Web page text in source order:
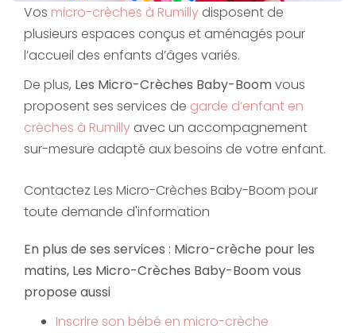
Vos micro-crèches à Rumilly disposent de
plusieurs espaces conçus et aménagés pour
l’accueil des enfants d’âges variés.
De plus, Les Micro-Crèches Baby-Boomvous
proposent ses services de garde d’enfant en
crèches à Rumilly avec un accompagnement
sur-mesure adapté aux besoins de votre enfant.
Contactez Les Micro-Crèches Baby-Boom pour
toute demande d'information
En plus de ses services : Micro-crèche pour les
matins, Les Micro-Crèches Baby-Boom vous
propose aussi
Inscrire son bébé en micro-crèche